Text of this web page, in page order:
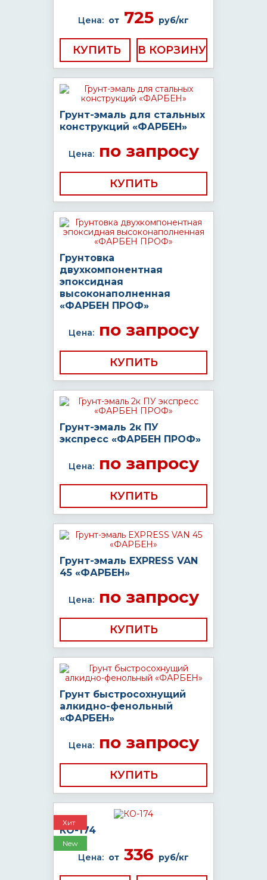
Цена: от 725 руб/кг
КУПИТЬ
Грунт-эмаль для стальных
конструкций «ФАРБЕН»
Цена:по запросу
КУПИТЬ
Грунтовка
двухкомпонентная
эпоксидная
высоконаполненная
«ФАРБЕН ПРОФ»
Цена:по запросу
КУПИТЬ
Грунт-эмаль 2к ПУ
экспресс «ФАРБЕН ПРОФ»
Цена:по запросу
КУПИТЬ
Грунт-эмаль EXPRESS VAN
45 «ФАРБЕН»
Цена:по запросу
КУПИТЬ
Грунт быстросохнущий
алкидно-фенольный
«ФАРБЕН»
Цена:по запросу
КУПИТЬ
Хит
New
КО-174
Цена: от 336 руб/кг